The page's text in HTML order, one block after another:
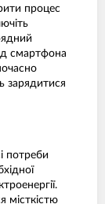
процес
смартфона
зарядитися
потреби
місткістю